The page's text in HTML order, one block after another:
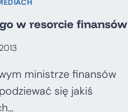
w resorcie finansów
ministrze finansów
się jakiś